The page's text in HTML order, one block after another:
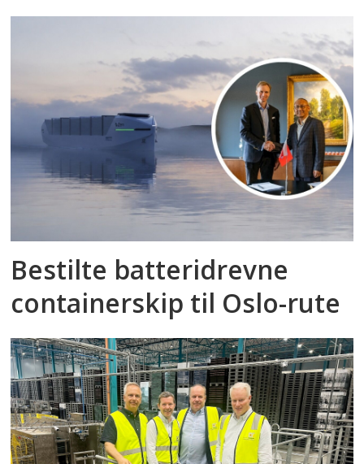
Bestilte batteridrevne
containerskip til Oslo-rute